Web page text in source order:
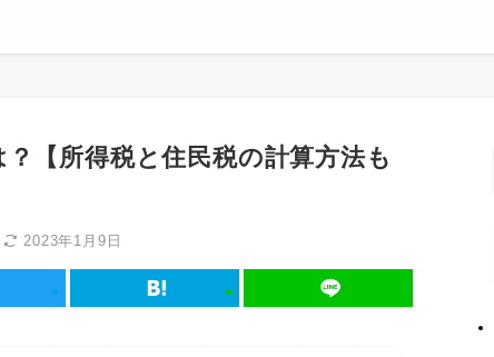
【所得税と住民税の計算方法も
2023年1月9日